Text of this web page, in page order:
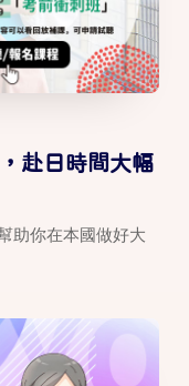
赴日時間大幅
助你在本國做好大